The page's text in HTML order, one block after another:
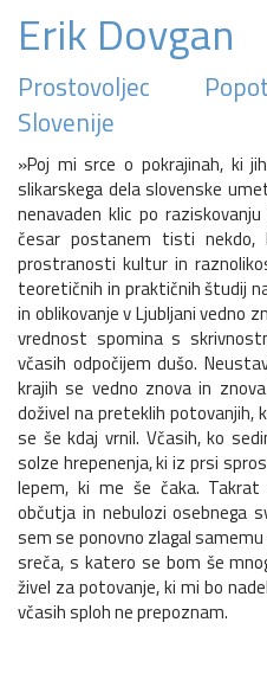
Erik Dovgan
Prostovoljec
Slovenije
»Poj mi srce o pokrajinah, ki
slikarskega dela slovenske
nenavaden klic po
česar postanem tisti nekdo,
prostranosti kultur in
teoretičnih in praktičnih študij
in oblikovanje v Ljubljani vedno
vrednost spomina s
včasih odpočijem dušo.
krajih se vedno znova in
doživel na preteklih potovanjih,
se še kdaj vrnil. Včasih, ko
solze hrepenenja, ki iz prsi
lepem, ki me še čaka.
občutja in nebulozi osebnega
sem se ponovno zlagal
sreča, s katero se bom še
živel za potovanje, ki mi bo
včasih sploh ne prepoznam.